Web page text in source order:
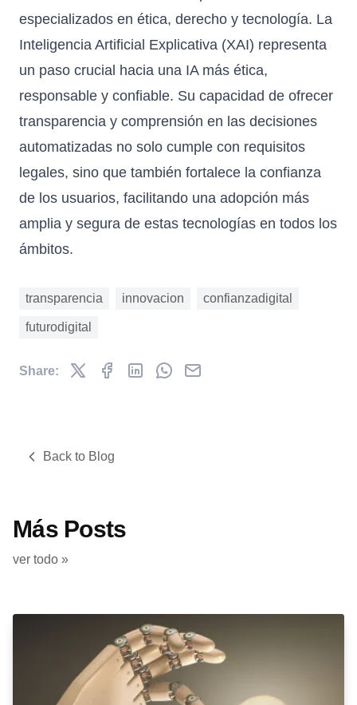
especializados en ética, derecho y tecnología. La
Inteligencia Artificial Explicativa (XAI) representa
un paso crucial hacia una IA más ética,
responsable y confiable. Su capacidad de ofrecer
transparencia y comprensión en las decisiones
automatizadas no solo cumple con requisitos
legales, sino que también fortalece la confianza
de los usuarios, facilitando una adopción más
amplia y segura de estas tecnologías en todos los
ámbitos.
transparencia innovacion confianzadigital
futurodigital
Share:
Back to Blog
Más Posts
ver todo »